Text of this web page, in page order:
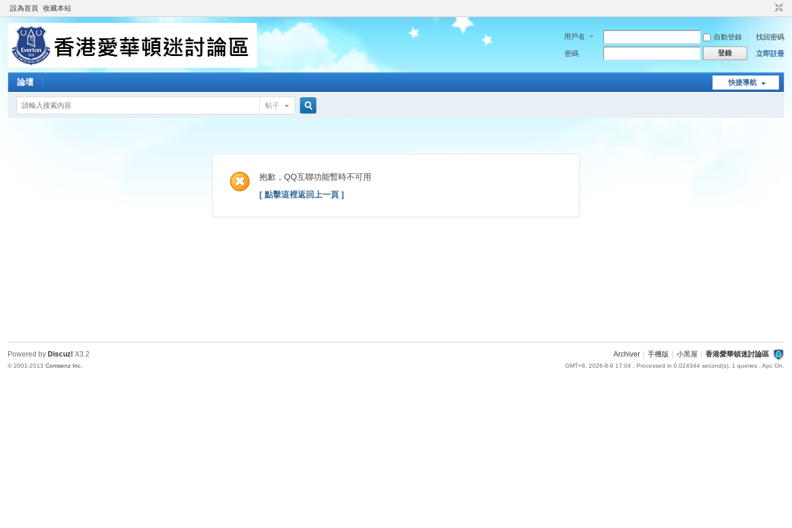
設為首頁 收藏本站
用戶名 自動登錄
找回密碼
密碼
登錄 立即註冊
快捷導航
論壇
帖子
索
抱歉，QQ互聯功能暫時不可用
[ 點擊這裡返回上一頁 ]
Archiver 手機版 小黑屋 香港愛華頓迷討論區
GMT+8, 2026-8-9 17:04, Processed in 0.024344 second(s), 1 queries , Apc On.
Powered by Discuz! X3.2
© 2001-2013Comsenz Inc.